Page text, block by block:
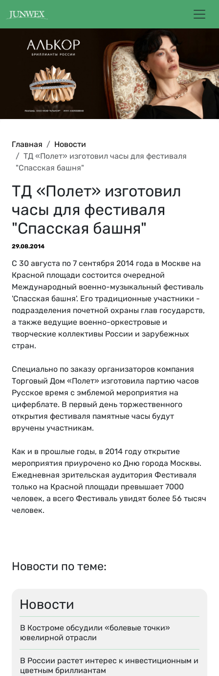
Главная
Новости
ТД «Полет» изготовил часы для фестиваля
"Спасская башня"
Новости
В Костроме обсудили «болевые точки»
ювелирной отрасли
В России растет интерес к инвестиционным и
цветным бриллиантам
ТД «Полет» изготовил
часы для фестиваля
"Спасская башня"
29.08.2014
С 30 августа по 7 сентября 2014 года в Москве на
Красной площади состоится очередной
Международный военно-музыкальный фестиваль
'Спасская башня'. Его традиционные участники -
подразделения почетной охраны глав государств,
а также ведущие военно-оркестровые и
творческие коллективы России и зарубежных
стран.
Специально по заказу организаторов компания
Торговый Дом «Полет» изготовила партию часов
Русское время с эмблемой мероприятия на
циферблате. В первый день торжественного
открытия фестиваля памятные часы будут
вручены участникам.
Как и в прошлые годы, в 2014 году открытие
мероприятия приурочено ко Дню города Москвы.
Ежедневная зрительская аудитория Фестиваля
только на Красной площади превышает 7000
человек, а всего Фестиваль увидят более 56 тысяч
человек.
Новости по теме: